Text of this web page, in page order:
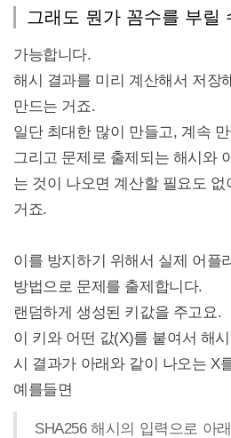
그래도 뭔가 꼼수를 부릴
가능합니다.
해시 결과를 미리 계산해서 저장
만드는 거죠.
일단 최대한 많이 만들고, 계속
그리고 문제로 출제되는 해시와
는 것이 나오면 계산할 필요도
거죠.
이를 방지하기 위해서 실제 어플
방법으로 문제를 출제합니다.
랜덤하게 생성된 키값을 주고요.
이 키와 어떤 값(X)를 붙여서 해
시 결과가 아래와 같이 나오는 X
예를들면
SHA256 해시의 입력으로 아